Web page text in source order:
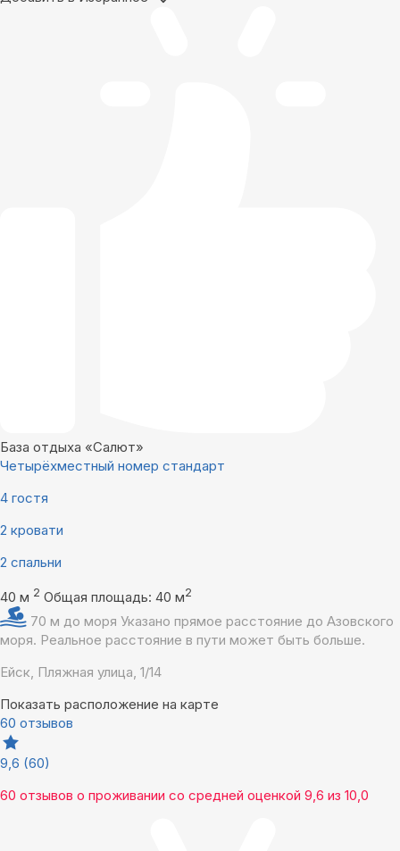
База отдыха «Салют»
Четырёхместный номер стандарт
4 гостя
2 кровати
2 спальни
40 м 2 Общая площадь: 40 м2
70 м до моря Указано прямое расстояние до Азовского
моря. Реальное расстояние в пути может быть больше.
Ейск, Пляжная улица, 1/14
Показать расположение на карте
60 отзывов
9,6 (60)
60 отзывов о проживании со средней оценкой 9,6 из 10,0